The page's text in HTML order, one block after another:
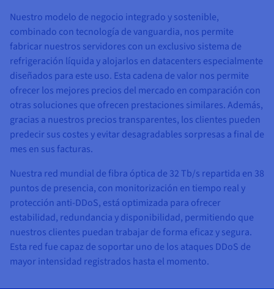
Nuestro modelo de negocio integrado y sostenible,
combinado con tecnología de vanguardia, nos permite
fabricar nuestros servidores con un exclusivo sistema de
refrigeración líquida y alojarlos en datacenters especialmente
diseñados para este uso. Esta cadena de valor nos permite
ofrecer los mejores precios del mercado en comparación con
otras soluciones que ofrecen prestaciones similares. Además,
gracias a nuestros precios transparentes, los clientes pueden
predecir sus costes y evitar desagradables sorpresas a final de
mes en sus facturas.
Nuestra red mundial de fibra óptica de 32 Tb/s repartida en 38
puntos de presencia, con monitorización en tiempo real y
protección anti-DDoS, está optimizada para ofrecer
estabilidad, redundancia y disponibilidad, permitiendo que
nuestros clientes puedan trabajar de forma eficaz y segura.
Esta red fue capaz de soportar uno de los ataques DDoS de
mayor intensidad registrados hasta el momento.